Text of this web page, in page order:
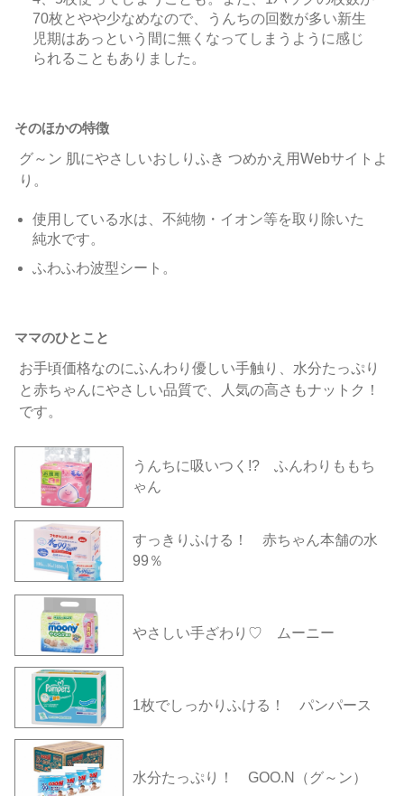
70枚とやや少なめなので、うんちの回数が多い新生
児期はあっという間に無くなってしまうように感じ
られることもありました。
そのほかの特徴
グ～ン 肌にやさしいおしりふき つめかえ用Webサイトよ
り。
使用している水は、不純物・イオン等を取り除いた
純水です。
ふわふわ波型シート。
ママのひとこと
お手頃価格なのにふんわり優しい手触り、水分たっぷり
と赤ちゃんにやさしい品質で、人気の高さもナットク！
です。
うんちに吸いつく!? ふんわりももち
ゃん
すっきりふける！ 赤ちゃん本舗の水
99％
やさしい手ざわり♡ ムーニー
1枚でしっかりふける！ パンパース
水分たっぷり！ GOO.N（グ～ン）